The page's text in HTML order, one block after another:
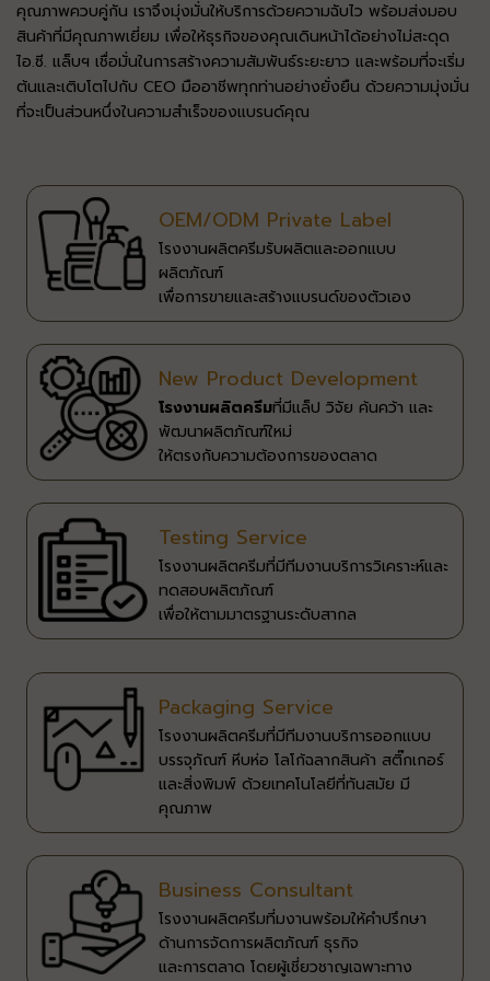
คุณภาพควบคู่กัน เราจึงมุ่งมั่นให้บริการด้วยความฉับไว พร้อมส่งมอบ
สินค้าที่มีคุณภาพเยี่ยม เพื่อให้ธุรกิจของคุณเดินหน้าได้อย่างไม่สะดุด
ไอ.ซี. แล็บฯ เชื่อมั่นในการสร้างความสัมพันธ์ระยะยาว และพร้อมที่จะเริ่ม
ต้นและเติบโตไปกับ CEO มืออาชีพทุกท่านอย่างยั่งยืน ด้วยความมุ่งมั่น
ที่จะเป็นส่วนหนึ่งในความสำเร็จของแบรนด์คุณ
OEM/ODM Private Label
โรงงานผลิตครีมรับผลิตและออกแบบ
ผลิตภัณฑ์​
เพื่อการขายและสร้างแบรนด์ของตัวเอง​
New Product Development
โรงงานผลิตครีมที่มีแล็ป วิจัย ค้นคว้า และ
พัฒนาผลิตภัณฑ์ใหม่​
ให้ตรงกับความต้องการของตลาด​
Testing Service
โรงงานผลิตครีมที่มีทีมงานบริการวิเคราะห์และ
ทดสอบผลิตภัณฑ์​
เพื่อให้ตามมาตรฐานระดับสากล​
Packaging Service
โรงงานผลิตครีมที่มีทีมงานบริการออกแบบ
บรรจุภัณฑ์ หีบห่อ โลโก้​ ฉลากสินค้า สติ๊กเกอร์
และสิ่งพิมพ์ ​ ด้วยเทคโนโลยีที่ทันสมัย มี
คุณภาพ​
Business Consultant
โรงงานผลิตครีมที่มงานพร้อมให้คำปรึกษา
ด้านการจัดการผลิตภัณฑ์ ธุรกิจ​
และการตลาด โดยผู้เชี่ยวชาญเฉพาะทาง